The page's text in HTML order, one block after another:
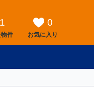
1
件
0
お気に入り